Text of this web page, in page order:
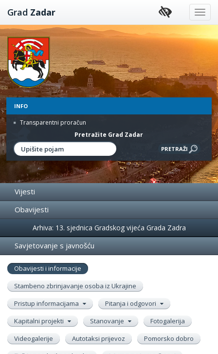
Preskoči
na
sadržaj
Grad Zadar
INFO
Transparentni proračun
Pretražite Grad Zadar
Vijesti
Obavijesti
Događanja
Arhiva: 13. sjednica Gradskog vijeća Grada Zadra
Savjetovanje s javnošću
Obavijesti i informacije
Stambeno zbrinjavanje osoba iz Ukrajine
Pristup informacijama
Pitanja i odgovori
Kapitalni projekti
Stanovanje
Fotogalerija
Videogalerije
Autotaksi prijevoz
Pomorsko dobro